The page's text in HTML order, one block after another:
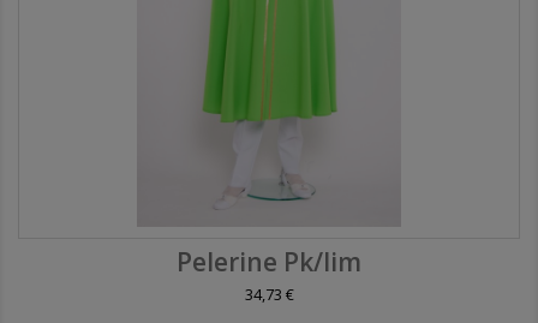
Pelerine Pk/lim
34,73 €